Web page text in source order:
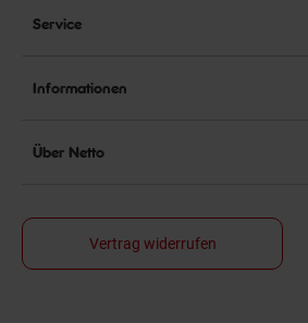
Service
Informationen
Über Netto
Vertrag widerrufen